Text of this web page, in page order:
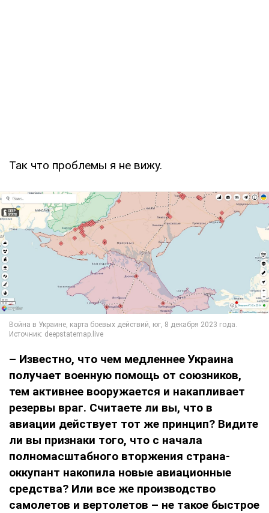
Так что проблемы я не вижу.
– Известно, что чем медленнее Украина
получает военную помощь от союзников,
тем активнее вооружается и накапливает
резервы враг. Считаете ли вы, что в
авиации действует тот же принцип? Видите
ли вы признаки того, что с начала
полномасштабного вторжения страна-
оккупант накопила новые авиационные
средства? Или все же производство
самолетов и вертолетов – не такое быстрое